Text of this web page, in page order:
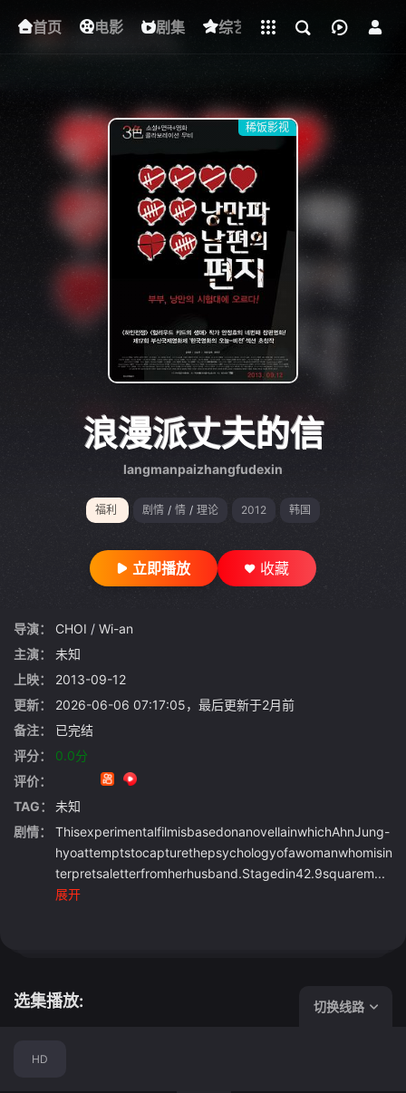
首页 电影 剧集 综艺 动漫 短剧
下载客户端
稀饭影视
浪漫派丈夫的信
langmanpaizhangfudexin
福利 剧情 / 情 / 理论 2012 韩国
立即播放 收藏
导演： CHOI / Wi-an
主演：
未知
上映：
2013-09-12
更新：
2026-06-06 07:17:05，最后更新于2月前
备注：
已完结
评分：
0.0分
评价：
TAG：
未知
剧情：
ThisexperimentalfilmisbasedonanovellainwhichAhnJung-
hyoattemptstocapturethepsychologyofawomanwhomisin
terpretsaletterfromherhusband.Stagedin42.9squarem...
展开
选集播放: 切换线路
HD